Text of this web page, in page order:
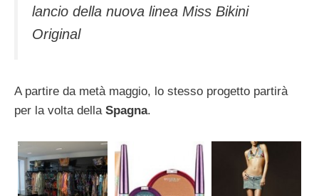
lancio della nuova linea Miss Bikini
Original
A partire da metà maggio, lo stesso progetto partirà
per la volta della Spagna.